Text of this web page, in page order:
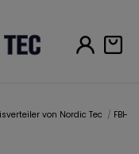
von Nordic Tec FBH